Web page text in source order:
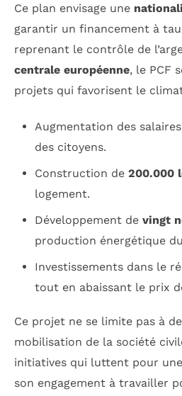
Ce plan envisage une
garantir un financement à
reprenant le contrôle de
centrale européenne, le PCF
projets qui favorisent le
Augmentation des
des citoyens.
Construction de 200.000
logement.
Développement de vingt
production énergétique
Investissements dans le
tout en abaissant le prix
Ce projet ne se limite pas à
mobilisation de la société
initiatives qui luttent pour
son engagement à travailler